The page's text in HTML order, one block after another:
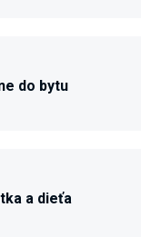
do bytu
a dieťa